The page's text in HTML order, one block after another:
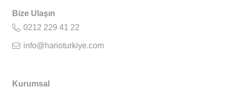
Bize Ulaşın
0212 229 41 22
info@harioturkiye.com
Kurumsal